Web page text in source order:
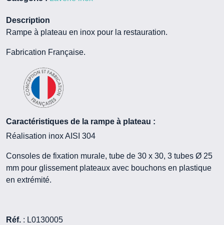
Description
Rampe à plateau en inox pour la restauration.
Fabrication Française.
Caractéristiques de la rampe à plateau :
Réalisation inox AISI 304
Consoles de fixation murale, tube de 30 x 30, 3 tubes Ø 25
mm pour glissement plateaux avec bouchons en plastique
en extrémité.
Réf. : L0130005